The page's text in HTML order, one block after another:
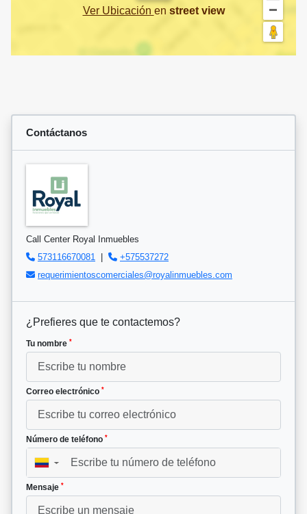
Ver Ubicación en street view
Contáctanos
Call Center Royal Inmuebles
573116670081
+575537272
requerimientoscomerciales@royalinmuebles.com
¿Prefieres que te contactemos?
Tu nombre *
Correo electrónico *
Número de teléfono *
▼
Mensaje *